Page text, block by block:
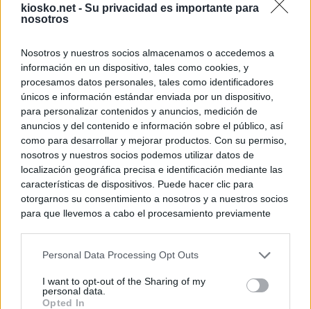
kiosko.net - Su privacidad es importante para
nosotros
Nosotros y nuestros socios almacenamos o accedemos a
información en un dispositivo, tales como cookies, y
procesamos datos personales, tales como identificadores
únicos e información estándar enviada por un dispositivo,
para personalizar contenidos y anuncios, medición de
anuncios y del contenido e información sobre el público, así
como para desarrollar y mejorar productos. Con su permiso,
nosotros y nuestros socios podemos utilizar datos de
localización geográfica precisa e identificación mediante las
características de dispositivos. Puede hacer clic para
otorgarnos su consentimiento a nosotros y a nuestros socios
para que llevemos a cabo el procesamiento previamente
negar su consentimiento. Tenga en cuenta que algún
de su consentimiento, pero usted tiene el derecho de
rechazar tal procesamiento. Sus preferencias se aplicarán
Personal Data Processing Opt Outs
I want to opt-out of the Sharing of my
personal data.
Opted In